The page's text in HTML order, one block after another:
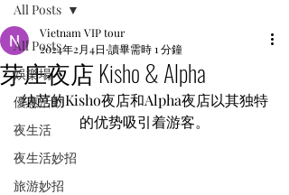
All Posts
娛樂場
優惠活動
夜生活
夜生活妙招
旅游妙招
All Posts
芽庄夜店 Kisho & Alpha
Vietnam VIP tour
2024年2月4日 讀畢需時 1 分鐘
纳芭的Kisho夜店和Alpha夜店以其独特
的优势吸引着游客。